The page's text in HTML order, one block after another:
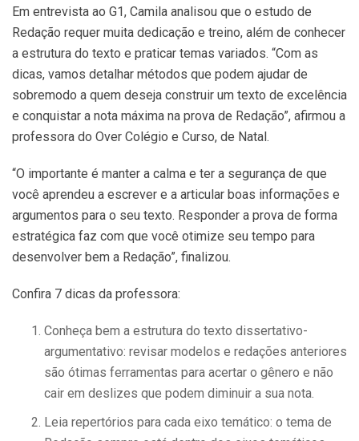
Em entrevista ao G1, Camila analisou que o estudo de
Redação requer muita dedicação e treino, além de conhecer
a estrutura do texto e praticar temas variados. “Com as
dicas, vamos detalhar métodos que podem ajudar de
sobremodo a quem deseja construir um texto de excelência
e conquistar a nota máxima na prova de Redação”, afirmou a
professora do Over Colégio e Curso, de Natal.
“O importante é manter a calma e ter a segurança de que
você aprendeu a escrever e a articular boas informações e
argumentos para o seu texto. Responder a prova de forma
estratégica faz com que você otimize seu tempo para
desenvolver bem a Redação”, finalizou.
Confira 7 dicas da professora:
Conheça bem a estrutura do texto dissertativo-
argumentativo: revisar modelos e redações anteriores
são ótimas ferramentas para acertar o gênero e não
cair em deslizes que podem diminuir a sua nota.
Leia repertórios para cada eixo temático: o tema de